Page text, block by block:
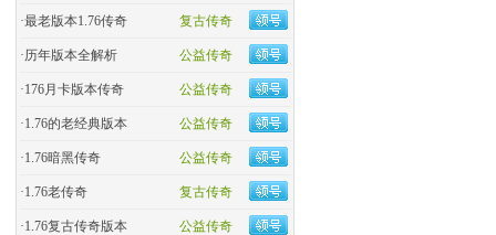
复古传奇
·最老版本1.76传奇
公益传奇
·历年版本全解析
公益传奇
·176月卡版本传奇
公益传奇
·1.76的老经典版本
公益传奇
·1.76暗黑传奇
复古传奇
·1.76老传奇
公益传奇
·1.76复古传奇版本